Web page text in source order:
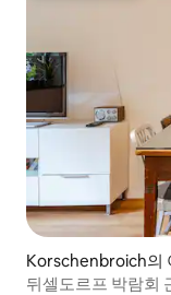
Korschenbroich의
뒤셀도르프 박람회